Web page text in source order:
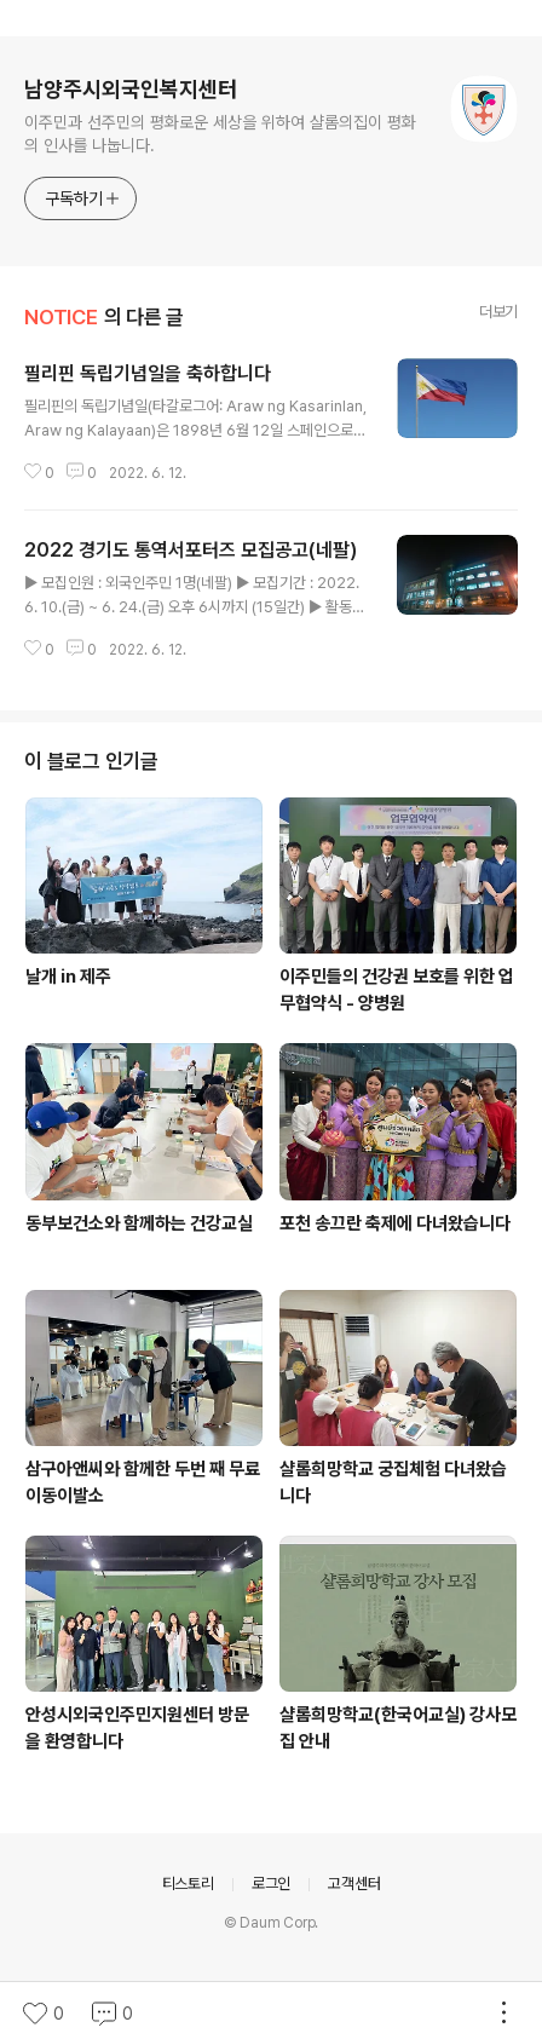
남양주시외국인복지센터
이주민과 선주민의 평화로운 세상을 위하여 샬롬의집이 평화
의 인사를 나눕니다.
구독하기
NOTICE 의 다른 글 더보기
필리핀 독립기념일을 축하합니다
필리핀의 독립기념일(타갈로그어: Araw ng Kasarinlan,
Araw ng Kalayaan)은 1898년 6월 12일 스페인으로부
지정됐다. 오늘은 필리핀 독립기념일 입니다. 남양주시외
y’ 필리핀은 1571년부터 약 327년 동안 스페인의 식민 지
배를 당해왔는데요. 스페인의 식민 지배 기간 동안 수차례
의 민족 혁명을 일으키며 독립에 대한 강한 의지를 보였습
하자 필리핀 초대 대통령이자 독립운동가인 에밀리오 아기
0 0 2022. 6. 12.
2022 경기도 통역서포터즈 모집공고(네팔)
▶ 모집인원 : 외국인주민 1명(네팔) ▶ 모집기간 : 2022.
6. 10.(금) ~ 6. 24.(금) 오후 6시까지 (15일간) ▶ 활동기
※ 1), 2) 를 모두 충족해야 함 1) 합법적인 한국 체류기간 2
한국어능력시험 3급(사회통합프로그램 3단계) 보유자이
거나 외국인주민 관련 기관 경력이 2년 이상인 자 ③ 그밖
에 남양주시외국인복지센터에서 한국어 소통 및 통역서비
스가 충분히 가능하다고 인정이 되는 자 - 국내활동이력(경
력)과 한국어 구사능력 ▶ 접수 방법..
0 0 2022. 6. 12.
이 블로그 인기글
날개 in 제주
이주민들의 건강권 보호를 위한 업
무협약식 - 양병원
동부보건소와 함께하는 건강교실 포천 송끄란 축제에 다녀왔습니다
삼구아앤씨와 함께한 두번 째 무료
이동이발소
샬롬희망학교 궁집체험 다녀왔습
니다
안성시외국인주민지원센터 방문
을 환영합니다
샬롬희망학교(한국어교실) 강사모
집 안내
0 0
티스토리 로그인 고객센터
© Daum Corp.